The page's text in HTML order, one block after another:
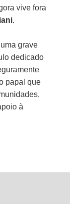
vive fora
.
grave
dedicado
papal que
à